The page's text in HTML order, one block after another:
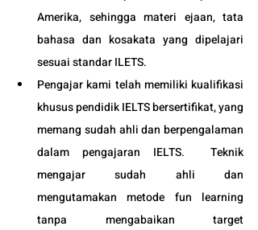
Amerika, sehingga materi ejaan, tata
bahasa dan kosakata yang dipelajari
sesuai standar ILETS.
Pengajar kami telah memiliki kualifikasi
khusus pendidik IELTS bersertifikat, yang
memang sudah ahli dan berpengalaman
dalam pengajaran IELTS.  Teknik
mengajar sudah ahli dan
mengutamakan metode fun learning
tanpa mengabaikan target